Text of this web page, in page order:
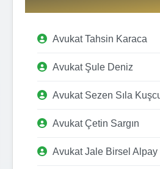
Avukat Tahsin Karaca
Avukat Şule Deniz
Avukat Sezen Sıla
Avukat Çetin Sargın
Avukat Jale Birsel Alpay